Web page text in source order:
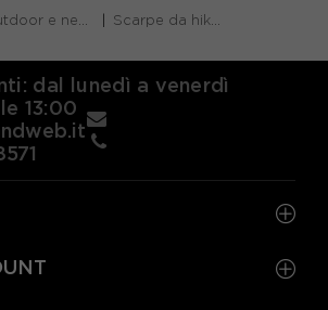
e neve
Scarpe da hiking
dal lunedì a venerdì
13:00